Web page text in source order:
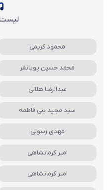
محمود کریمی
محمد حسین پویانفر
عبدالرضا هلالی
سید مجید بنی فاطمه
مهدی رسولی
امیر کرمانشاهی
امیر کرمانشاهی